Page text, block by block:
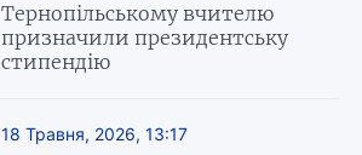
Тернопільському вчителю
призначили президентську
стипендію
18 Травня, 2026, 13:17